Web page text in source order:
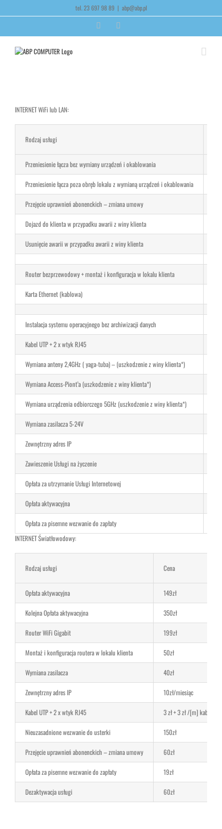
to
tel. 23 697 98 89 | abp@abp.pl
Facebook
INTERNET WiFi lub LAN:
Rodzaj usługi
Przeniesienie łącza bez wymiany urządzeń i okablowania
Przeniesienie łącza poza obręb lokalu z wymianą urządzeń i okablowania
Przejęcie uprawnień abonenckich – zmiana umowy
Dojazd do klienta w przypadku awarii z winy klienta
Usunięcie awarii w przypadku awarii z winy klienta
Router bezprzewodowy + montaż i konfiguracja w lokalu klienta
Karta Ethernet (kablowa)
Instalacja systemu operacyjnego bez archiwizacji danych
Kabel UTP + 2 x wtyk RJ45
Wymiana anteny 2,4GHz ( yaga-tuba) – (uszkodzenie z winy klienta*)
Wymiana Access-Piont’a (uszkodzenie z winy klienta*)
Wymiana urządzenia odbiorczego 5GHz (uszkodzenie z winy klienta*)
Wymiana zasilacza 5-24V
Zewnętrzny adres IP
Zawieszenie Usługi na życzenie
Opłata za utrzymanie Usługi Internetowej
Opłata aktywacyjna
Opłata za pisemne wezwanie do zapłaty
INTERNET Światłowodowy:
Rodzaj usługi Cena
Opłata aktywacyjna
149zł
Kolejna Opłata aktywacyjna
350zł
Router WiFi Gigabit
199zł
Montaż i konfiguracja routera w lokalu klienta
50zł
Wymiana zasilacza
40zł
Zewnętrzny adres IP
10zł/miesiąc
Kabel UTP + 2 x wtyk RJ45
3 zł + 3 zł /[m] kabla
Nieuzasadnione wezwanie do usterki
150zł
Przejęcie uprawnień abonenckich – zmiana umowy
60zł
Opłata za pisemne wezwanie do zapłaty
19zł
Dezaktywacja usługi
60zł